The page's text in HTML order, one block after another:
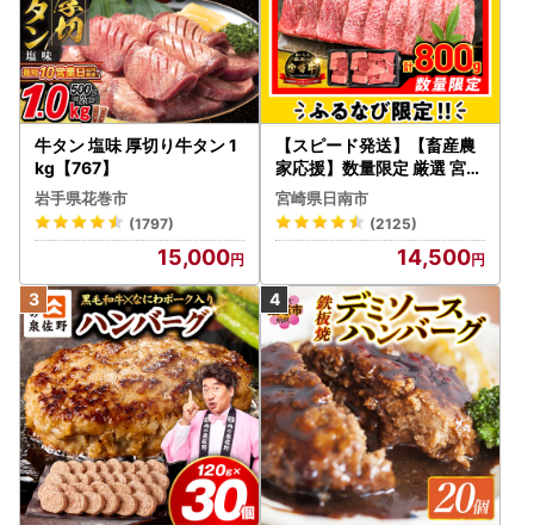
牛タン 塩味 厚切り牛タン 1
kg【767】
岩手県花巻市
(1797)
15,000
【スピード発送】【畜産農
家応援】数量限定 厳選 宮崎
牛 赤身 焼肉 計800g FN-Li
mited-PR_BDV5-26-2W
宮崎県日南市
(2125)
14,500